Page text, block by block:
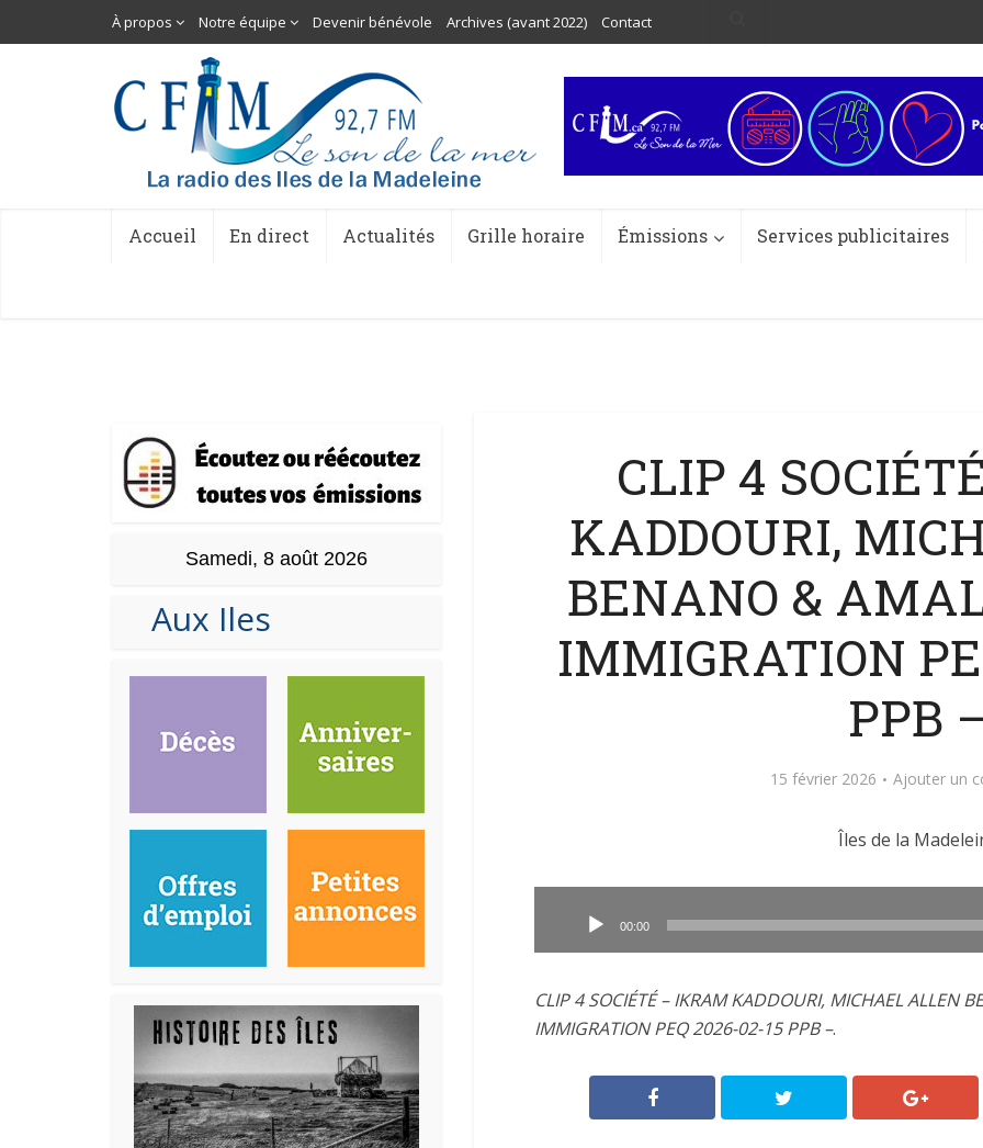
À propos Notre équipe Devenir bénévole Archives (avant 2022) Contact
Accueil En direct Actualités Grille horaire Émissions Services publicitaires
Samedi, 8 août 2026
Aux Iles
CLIP 4
KADDOURI,
BENANO &
IMMIGRATION
PPB
15 février 2026 Ajouter un
Îles de la
00:00
CLIP 4 SOCIÉTÉ – IKRAM KADDOURI, MICHAEL ALLEN
IMMIGRATION PEQ 2026-02-15 PPB –.